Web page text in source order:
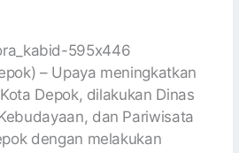
– Upaya meningkatkan
Depok, dilakukan Dinas
dan Pariwisata
dengan melakukan